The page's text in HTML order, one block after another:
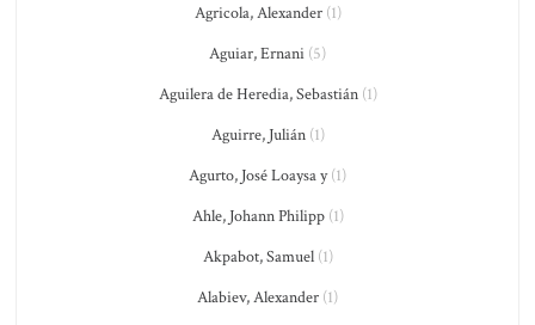
Agricola, Alexander(1)
Aguiar, Ernani (5)
Aguilera de Heredia, Sebastián(1)
Aguirre, Julián(1)
Agurto, José Loaysa y(1)
Ahle, Johann Philipp(1)
Akpabot, Samuel(1)
Alabiev, Alexander (1)